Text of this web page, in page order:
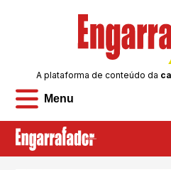
Menu
A plataforma de conteúdo da